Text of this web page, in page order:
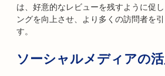
は、好意的なレビューを残すように促
ングを向上させ、より多くの訪問者を
す。
ソーシャルメディアの活